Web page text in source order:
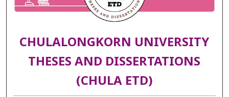
CHULALONGKORN UNIVERSITY
THESES AND DISSERTATIONS
(CHULA ETD)